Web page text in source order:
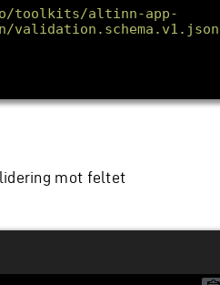
toolkits/altinn-app-
validation.schema.v1.json"
mot feltet